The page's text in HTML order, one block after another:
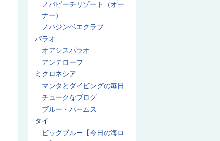
ノバビーチリゾート（オー
ナー）
ノバジンベエクラブ
パラオ
オアシスパラオ
アンテロープ
ミクロネシア
マンタとダイビングの毎日
チュークなブログ
ブルー・パームス
タイ
ビッグブルー【今日の海ロ